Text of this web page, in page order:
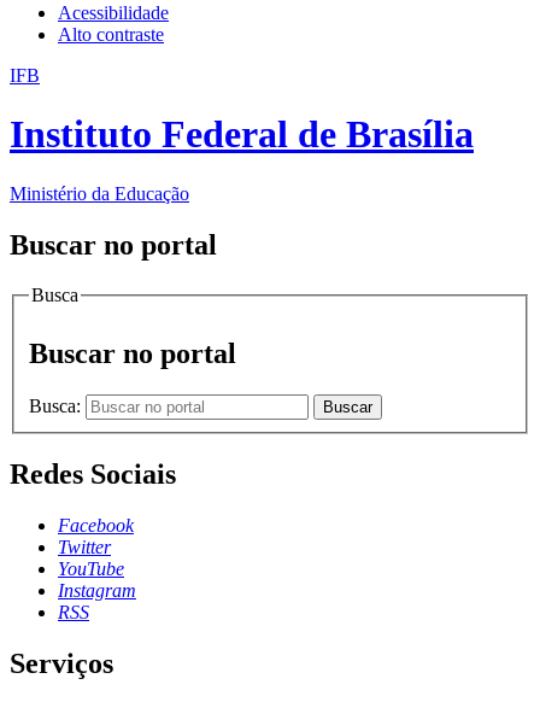
Acessibilidade
Alto contraste
IFB
Instituto Federal de Brasília
Ministério da Educação
Buscar no portal
Busca
Buscar no portal
Busca: Buscar
Redes Sociais
Facebook
Twitter
YouTube
Instagram
RSS
Serviços